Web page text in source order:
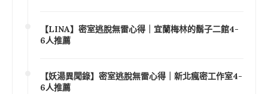
【LINA】密室逃脫無雷心得｜宜蘭梅林的鬍子二館4-
6人推薦
【妖湯異聞錄】密室逃脫無雷心得｜新北瘋密工作室4-
6人推薦